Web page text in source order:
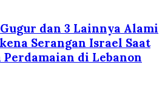
dan 3 Lainnya Alami
Serangan Israel Saat
Perdamaian di Lebanon